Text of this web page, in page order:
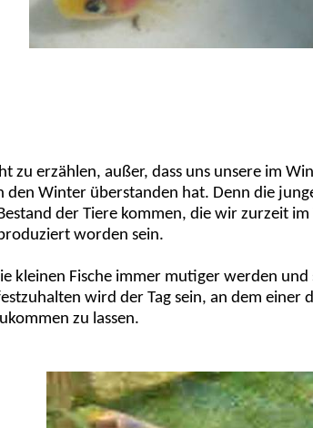
zu erzählen, außer, dass uns unsere im
den Winter überstanden hat. Denn die
der Tiere kommen, die wir zurzeit
worden sein.
kleinen Fische immer mutiger werden
wird der Tag sein, an dem einer
zu lassen.